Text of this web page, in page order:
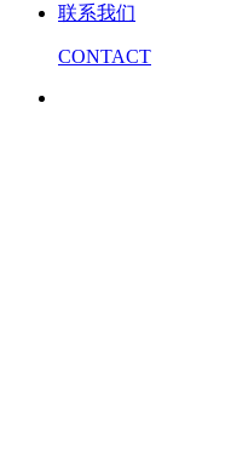
联系我们
CONTACT